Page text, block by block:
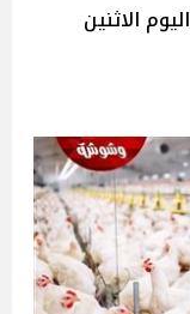
قائمة بأسعار الدواجن في الأسواق‎‎ اليوم الاثنين